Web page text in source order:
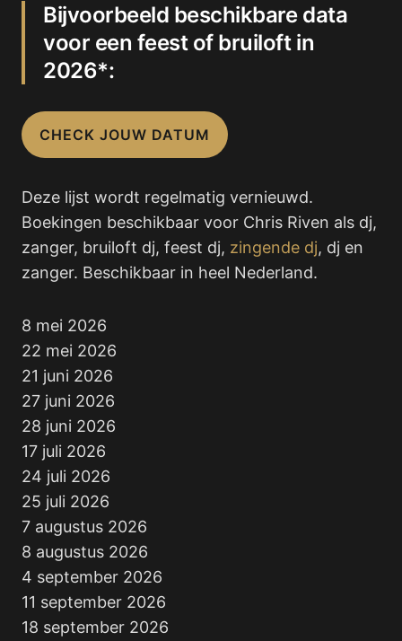
Bijvoorbeeld beschikbare data
voor een feest of bruiloft in
2026*:
CHECK JOUW DATUM
Deze lijst wordt regelmatig vernieuwd.
Boekingen beschikbaar voor Chris Riven als dj,
zanger, bruiloft dj, feest dj, zingende dj, dj en
zanger. Beschikbaar in heel Nederland.
8 mei 2026
22 mei 2026
21 juni 2026
27 juni 2026
28 juni 2026
17 juli 2026
24 juli 2026
25 juli 2026
7 augustus 2026
8 augustus 2026
4 september 2026
11 september 2026
18 september 2026